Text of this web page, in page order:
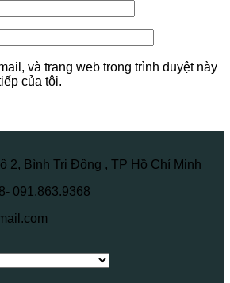
và trang web trong trình duyệt này
của tôi.
2, Bình Trị Đông , TP Hồ Chí Minh
091.863.9368